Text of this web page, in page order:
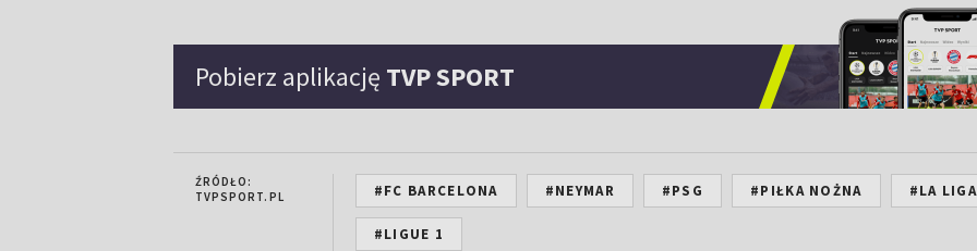
Pobierz aplikację TVP SPORT
ŹRÓDŁO:
TVPSPORT.PL
#FC BARCELONA #NEYMAR #PSG #PIŁKA NOŻNA #LA LIGA
#LIGUE 1